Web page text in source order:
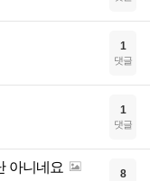
1
댓글
1
댓글
아니네요 8